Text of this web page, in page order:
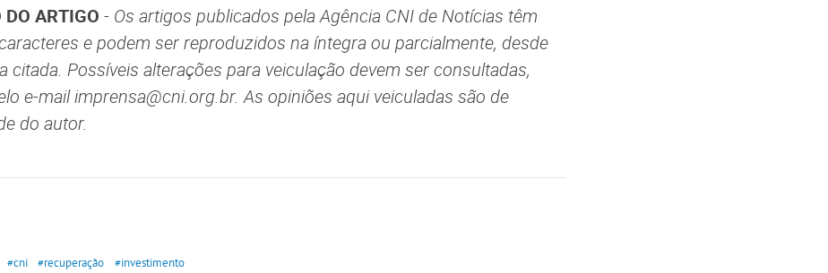
DO ARTIGO - Os artigos publicados pela Agência CNI de Notícias têm
e podem ser reproduzidos na íntegra ou parcialmente, desde
citada. Possíveis alterações para veiculação devem ser consultadas,
e-mail imprensa@cni.org.br. As opiniões aqui veiculadas são de
do autor.
#cni #recuperação
#investimento